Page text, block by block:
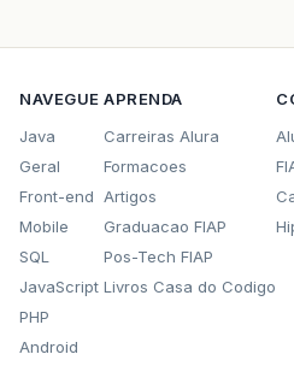
NAVEGUE
Java
Geral
Front-end
Mobile
SQL
JavaScript
PHP
Android
APRENDA
Carreiras Alura
Formacoes
Artigos
Graduacao FIAP
Pos-Tech FIAP
Livros Casa do Codigo